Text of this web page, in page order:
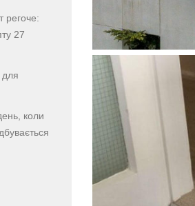
регоче:
27
для
коли